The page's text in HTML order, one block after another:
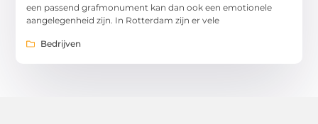
een passend grafmonument kan dan ook een emotionele
aangelegenheid zijn. In Rotterdam zijn er vele
Bedrijven